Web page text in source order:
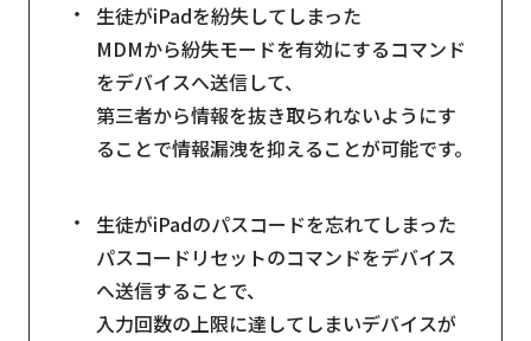
生徒がiPadを紛失してしまった
MDMから紛失モードを有効にするコマンド
をデバイスへ送信して、
第三者から情報を抜き取られないようにす
ることで情報漏洩を抑えることが可能です。
生徒がiPadのパスコードを忘れてしまった
パスコードリセットのコマンドをデバイス
へ送信することで、
入力回数の上限に達してしまいデバイスが